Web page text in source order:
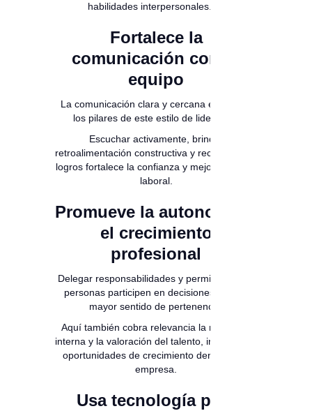
habilidades interpersonales. 🤓
Fortalece la
comunicación con tu
equipo
La comunicación clara y cercana es uno de
los pilares de este estilo de liderazgo.
Escuchar activamente, brindar
retroalimentación constructiva y reconocer los
logros fortalece la confianza y mejora el clima
laboral.
Promueve la autonomía y
el crecimiento
profesional
Delegar responsabilidades y permitir que las
personas participen en decisiones genera
mayor sentido de pertenencia.
Aquí también cobra relevancia la movilidad
interna y la valoración del talento, impulsando
oportunidades de crecimiento dentro de la
empresa.
Usa tecnología para